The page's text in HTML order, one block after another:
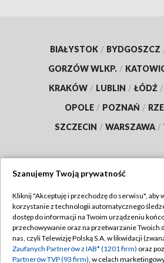
BIAŁYSTOK / BYDGOSZCZ
GORZÓW WLKP. /
KRAKÓW / LUBLIN / ŁÓDŹ /
OPOLE / POZNAŃ /
SZCZECIN / WARSZAWA /
TVP
Abonament TVP
Emisja w TVP
Regulamin
Polityka
Szanujemy Twoją prywatność
Kliknij "Akceptuję i przechodzę do serwisu", aby
korzystanie z technologii automatycznego
dostęp do informacji na Twoim urządzeniu
przechowywanie oraz na przetwarzanie Twoich
nas, czyli Telewizję Polską S.A. w likwidacji
Zaufanych Partnerów z IAB* (1201 firm) oraz
Partnerów TVP (93 firm), w celach